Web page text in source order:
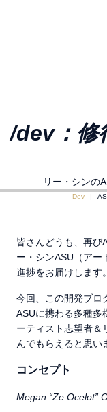
/dev：修
リー・シンの
Dev
皆さんどうも、再び
ー・シンASU（アー
進捗をお届けします。
今回、この開発ブロ
ASUに携わる多種多
ーティスト志望者＆
んでもらえると思い
コンセプト
Megan “Ze Ocelot”